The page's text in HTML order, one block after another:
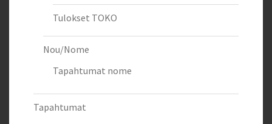
Tulokset TOKO
Nou/Nome
Tapahtumat nome
Tapahtumat